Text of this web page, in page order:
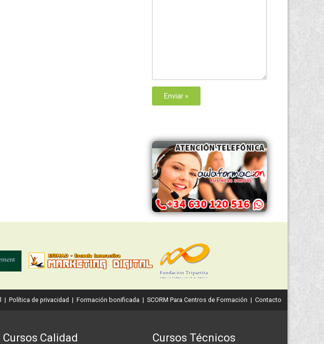
| Política de privacidad | Formación bonificada | SCORM Para Centros de Formación | Contacto
Cursos Calidad Cursos Técnicos